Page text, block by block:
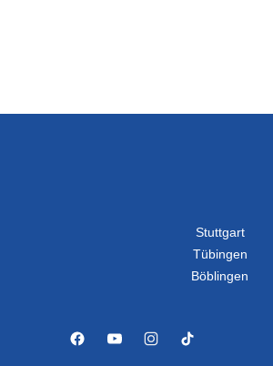
Stuttgart
Tübingen
Böblingen